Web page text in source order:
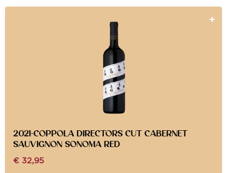
2021-COPPOLA DIRECTORS CUT CABERNET
SAUVIGNON SONOMA RED
€ 32,95